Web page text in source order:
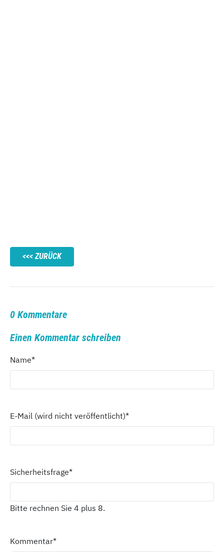
ZURÜCK
0 Kommentare
Einen Kommentar schreiben
Name*
E-Mail (wird nicht veröffentlicht)*
Sicherheitsfrage*
Bitte rechnen Sie 4 plus 8.
Kommentar*